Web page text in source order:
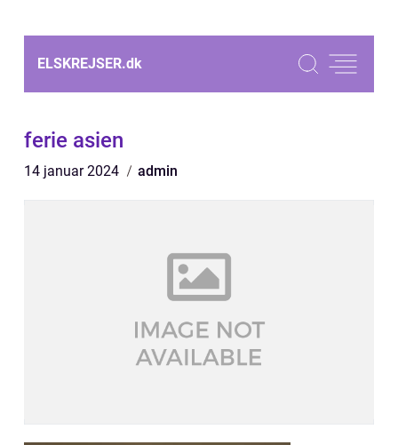
ELSKREJSER.dk
ferie asien
14 januar 2024 admin